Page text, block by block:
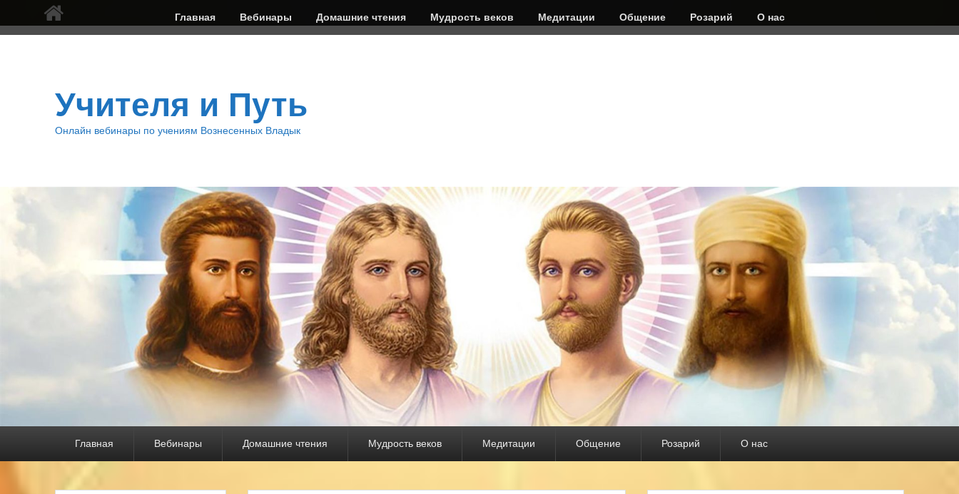
Верхнее
меню
Главная Вебинары Домашние чтения Мудрость веков Медитации Общение Розарий О нас
Учителя и Путь
Онлайн вебинары по учениям Вознесенных Владык
Главная Вебинары Домашние чтения Мудрость веков Медитации Общение Розарий О нас